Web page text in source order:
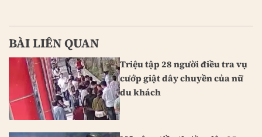
BÀI LIÊN QUAN
Triệu tập 28 người điều tra vụ
cướp giật dây chuyền của nữ
du khách